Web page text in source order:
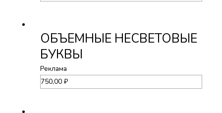
ОБЪЕМНЫЕ НЕСВЕТОВЫЕ
БУКВЫ
Реклама
750,00₽